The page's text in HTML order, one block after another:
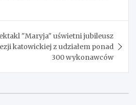
"Maryja" uświetni jubileusz
katowickiej z udziałem ponad
300 wykonawców